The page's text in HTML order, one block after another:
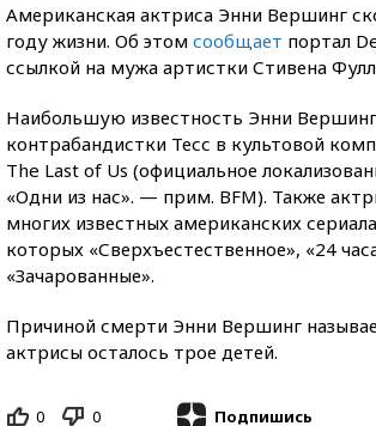
Американская актриса Энни Вершинг
году жизни. Об этом сообщает портал
ссылкой на мужа артистки Стивена
Наибольшую известность Энни
контрабандистки Тесс в культовой
The Last of Us (официальное
«Одни из нас». — прим. BFM). Также
многих известных американских
которых «Сверхъестественное», «24
«Зачарованные».
Причиной смерти Энни Вершинг
актрисы осталось трое детей.
0 0 Подпишись